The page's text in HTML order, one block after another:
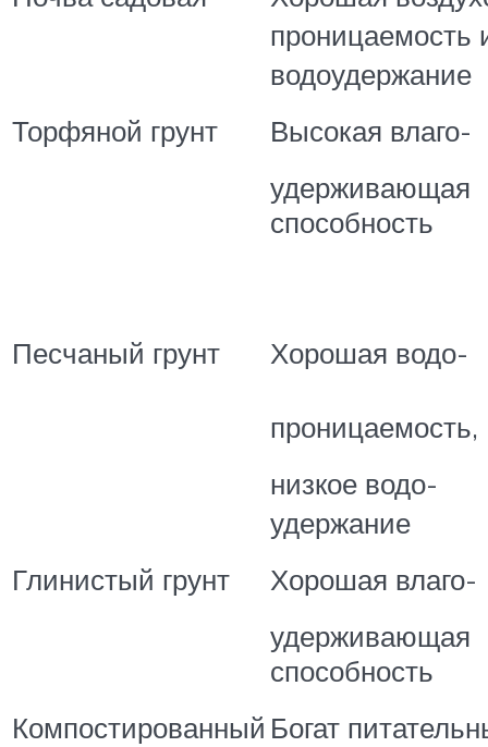
проницаемость
водоудержание
Торфяной грунт
Высокая влаго-
удерживающая
способность
Песчаный грунт Хорошая водо-
проницаемость,
низкое водо-
удержание
Глинистый грунт
Хорошая влаго-
удерживающая
способность
Компостированный Богат